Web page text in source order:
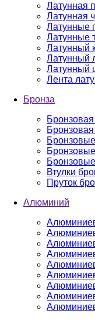
Латунная
Латунная
Латунные
Латунные
Латунный
Латунный
Латунный
Лента
Бронза
Втулки
Пруток
Алюминий